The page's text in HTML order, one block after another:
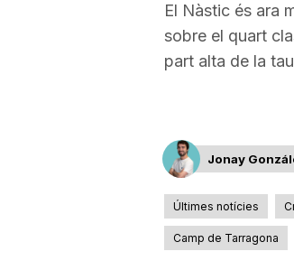
El Nàstic és ara
sobre el quart
part alta de la
Jonay
Últimes notícies
Camp de Tarragona